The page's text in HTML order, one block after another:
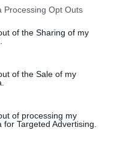
Processing Opt Outs
of the Sharing of my
of the Sale of my
of processing my
for Targeted Advertising.
18χρονου διακινητή
των ιστορικών γκολ του
του 8ου Γυμνασίου